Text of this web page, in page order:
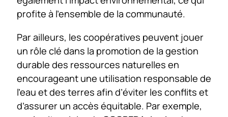
profite à l’ensemble de la communauté.
Par ailleurs, les coopératives peuvent jouer
un rôle clé dans la promotion de la gestion
durable des ressources naturelles en
encourageant une utilisation responsable de
l’eau et des terres afin d’éviter les conflits et
d’assurer un accès équitable. Par exemple,